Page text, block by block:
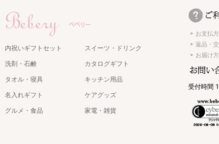
内祝いギフトセット
スイーツ・ドリンク
洗剤・石鹸
カタログギフト
タオル・寝具
キッチン用品
名入れギフト
ケアグッズ
グルメ・食品
家電・雑貨
お支払
返品・
お届け
受付時間